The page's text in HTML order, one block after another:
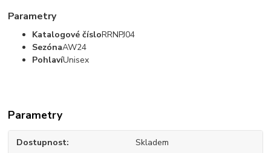
Parametry
Katalogové čísloRRNPJ04
SezónaAW24
PohlavíUnisex
Parametry
Dostupnost Skladem